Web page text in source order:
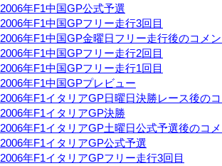
2006年F1中国GP公式予選
2006年F1中国GPフリー走行3回目
2006年F1中国GP金曜日フリー走行後のコメ
2006年F1中国GPフリー走行2回目
2006年F1中国GPフリー走行1回目
2006年F1中国GPプレビュー
2006年F1イタリアGP日曜日決勝レース後の
2006年F1イタリアGP決勝
2006年F1イタリアGP土曜日公式予選後のコ
2006年F1イタリアGP公式予選
2006年F1イタリアGPフリー走行3回目